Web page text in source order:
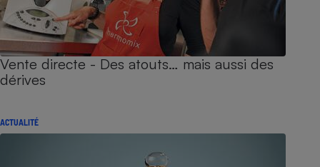
Vente directe - Des atouts… mais aussi des
dérives
ACTUALITÉ